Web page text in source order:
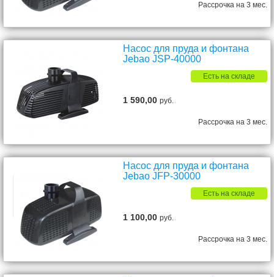
Рассрочка на 3 мес.
Насос для пруда и фонтана
Jebao JSP-40000
Есть на складе
1 590,00руб.
Рассрочка на 3 мес.
Насос для пруда и фонтана
Jebao JFP-30000
Есть на складе
1 100,00руб.
Рассрочка на 3 мес.